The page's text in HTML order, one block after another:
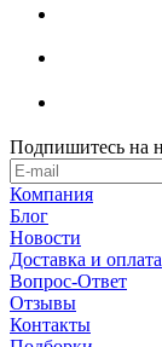
Подпишитесь на
Компания
Блог
Новости
Доставка и оплата
Вопрос-Ответ
Отзывы
Контакты